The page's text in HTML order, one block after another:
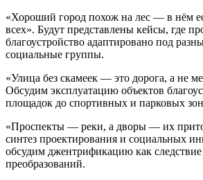
«Хороший город похож на лес — в нём
всех». Будут представлены кейсы, где
благоустройство адаптировано под
социальные группы.
«Улица без скамеек — это дорога, а не
Обсудим эксплуатацию объектов
площадок до спортивных и парковых
«Проспекты — реки, а дворы — их
синтез проектирования и социальных
обсудим джентрификацию как
преобразований.